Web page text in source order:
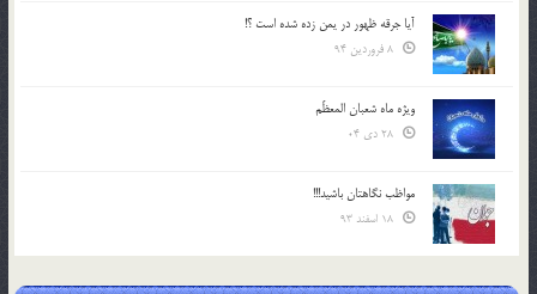
آیا جرقه ظهور در یمن زده شده است ؟!
ویژه ماه شعبان المعظّم
مواظب نگاهتان باشید!!!